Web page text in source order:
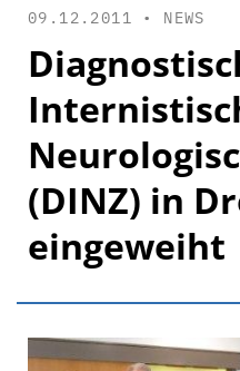
09.12.2011 • NEWS
(DINZ) in
eingeweiht